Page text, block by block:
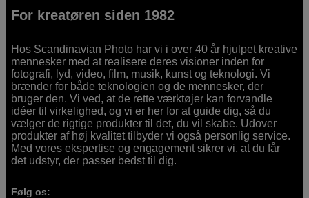
For kreatøren siden 1982
Hos Scandinavian Photo har vi i over 40 år hjulpet kreative
mennesker med at realisere deres visioner inden for
fotografi, lyd, video, film, musik, kunst og teknologi. Vi
brænder for både teknologien og de mennesker, der
bruger den. Vi ved, at de rette værktøjer kan forvandle
idéer til virkelighed, og vi er her for at guide dig, så du
vælger de rigtige produkter til det, du vil skabe. Udover
produkter af høj kvalitet tilbyder vi også personlig service.
Med vores ekspertise og engagement sikrer vi, at du får
det udstyr, der passer bedst til dig.
Følg os: